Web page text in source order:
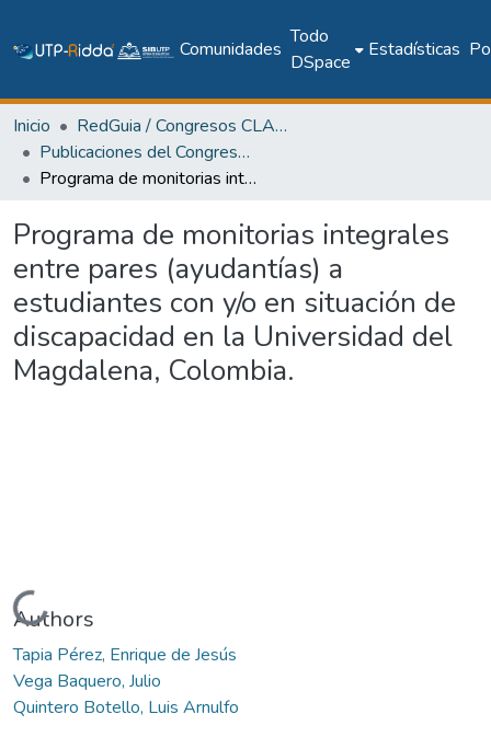
Comunidades
Todo
DSpace
Estadísticas
Inicio
RedGuia / Congresos CLABES
Publicaciones del Congreso Internacional CLABES
Programa de monitorias integrales entre pares (ayudantías) a estudiantes con y/o en situación de discapacidad en la Universidad del Magdalena, Colombia.
Programa de monitorias integrales
entre pares (ayudantías) a
estudiantes con y/o en situación de
discapacidad en la Universidad del
Magdalena, Colombia.
Cargando...
Authors
Tapia Pérez, Enrique de Jesús
Vega Baquero, Julio
Quintero Botello, Luis Arnulfo